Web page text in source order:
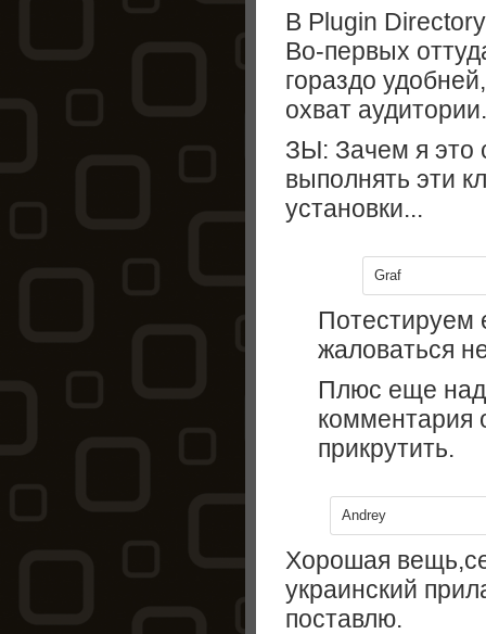
В Plugin
Во-первых
гораздо
охват аудитории.
ЗЫ: Зачем я это
выполнять эти
установки...
Graf
Потестируем
жаловаться
Плюс еще
комментария
прикрутить.
Andrey
Хорошая
украинский
поставлю.